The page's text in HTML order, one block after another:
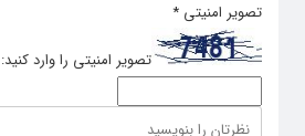
تصویر امنیتی *
تصویر امنیتی را وارد کنید: